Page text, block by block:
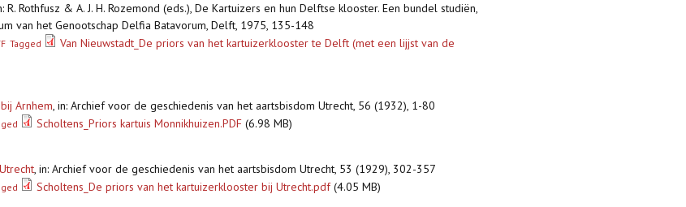
R. Rothfusz & A. J. H. Rozemond (eds.), De Kartuizers en hun Delftse klooster. Een bundel studiën,
van het Genootschap Delfia Batavorum, Delft, 1975, 135-148
Tagged
Van Nieuwstadt_De priors van het kartuizerklooster te Delft (met een lijjst van de
Arnhem, in: Archief voor de geschiedenis van het aartsbisdom Utrecht, 56 (1932), 1-80
Scholtens_Priors kartuis Monnikhuizen.PDF (6.98 MB)
, in: Archief voor de geschiedenis van het aartsbisdom Utrecht, 53 (1929), 302-357
Scholtens_De priors van het kartuizerklooster bij Utrecht.pdf(4.05 MB)